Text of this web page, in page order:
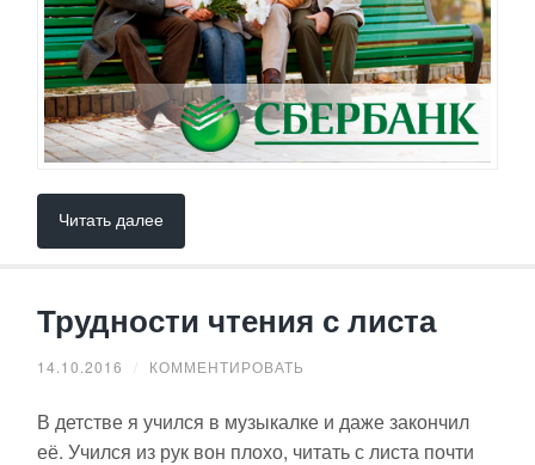
Читать далее
Трудности чтения с листа
14.10.2016 КОММЕНТИРОВАТЬ
В детстве я учился в музыкалке и даже закончил
её. Учился из рук вон плохо, читать с листа почти